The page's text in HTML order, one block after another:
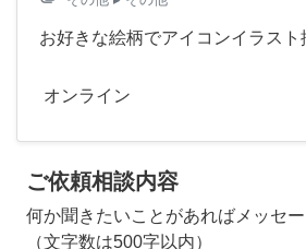
お好きな絵柄でアイコンイラスト
オンライン
ご依頼相談内容
何か聞きたいことがあればメッセ
（文字数は500字以内）